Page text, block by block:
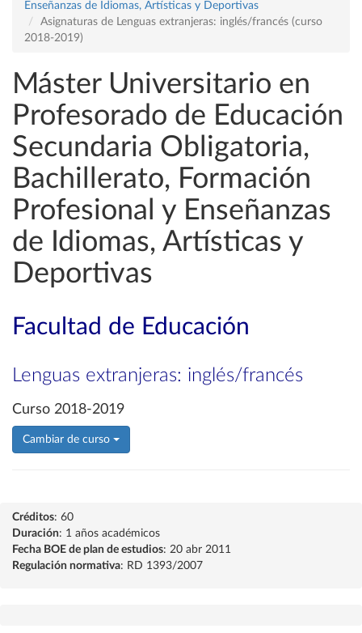
Enseñanzas de Idiomas, Artísticas y Deportivas
Asignaturas de Lenguas extranjeras: inglés/francés (curso
2018-2019)
Máster Universitario en
Profesorado de Educación
Secundaria Obligatoria,
Bachillerato, Formación
Profesional y Enseñanzas
de Idiomas, Artísticas y
Deportivas
Facultad de Educación
Lenguas extranjeras: inglés/francés
Curso 2018-2019
Cambiar de curso
Créditos: 60
Duración: 1 años académicos
Fecha BOE de plan de estudios: 20 abr 2011
Regulación normativa: RD 1393/2007